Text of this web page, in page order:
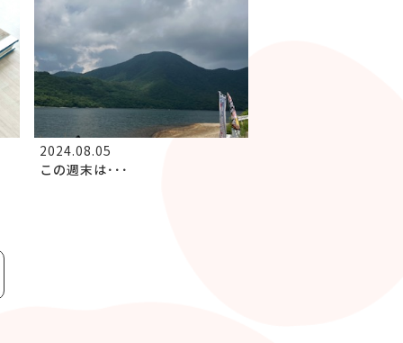
2024.08.05
この週末は･･･